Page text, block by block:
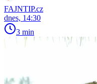
FAJNTIP.cz
dnes, 14:30
3 min